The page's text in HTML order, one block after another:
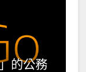
的公務